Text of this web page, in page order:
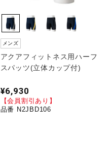
メンズ
アクアフィットネス用ハーフ
スパッツ(立体カップ付)
¥6,930
【会員割引あり】
品番 N2JBD106